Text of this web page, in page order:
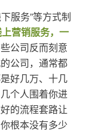
服务”等方式制
营销服务，一
公司反而刻意
公司，通常都
好几万、十几
个人围着你进
的流程套路让
根本没有多少